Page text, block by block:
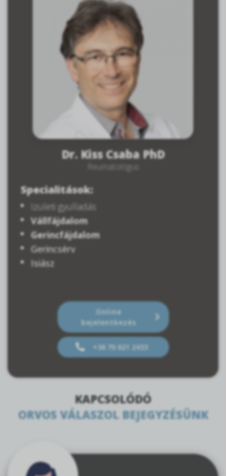
Dr. Kiss Csaba PhD
Reumatológus
Specialitások:
Izületi gyulladás
Vállfájdalom
Gerincfájdalom
Gerincsérv
Isiász
Online
bejelentkezés
+36 70 621 2433
KAPCSOLÓDÓ
ORVOS VÁLASZOL BEJEGYZÉSÜNK